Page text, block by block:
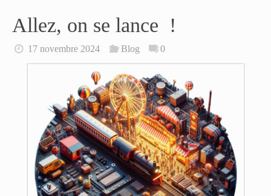
Allez, on se lance !
17 novembre 2024 Blog 0